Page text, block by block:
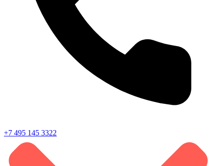
+7 495 145 3322